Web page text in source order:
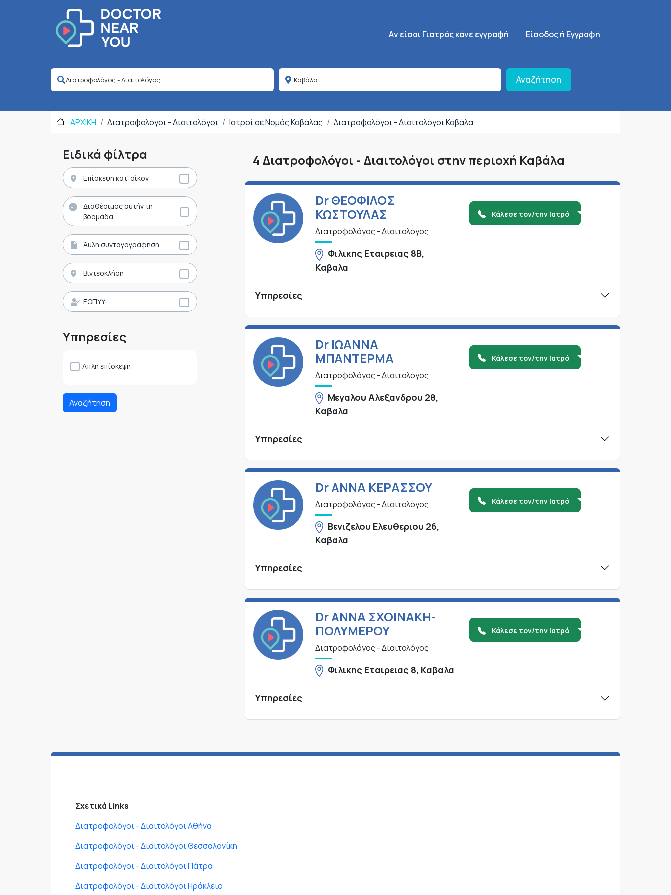
Κεντρική πλοήγηση
Aν είσαι Γιατρός κάνε εγγραφή SignUp Menu
Είσοδος ή Εγγραφή
Αναζήτηση
ΑΡΧΙΚΗ Διατροφολόγοι - Διαιτολόγοι Ιατροί σε Νομός Καβάλας Διατροφολόγοι - Διαιτολόγοι Καβάλα
Ειδικά φίλτρα
Επίσκεψη κατ' οίκον
Διαθέσιμος αυτήν τη
βδομάδα
Άυλη συνταγογράφηση
Βιντεοκλήση
ΕΟΠΥΥ
Υπηρεσίες
Απλή επίσκεψη
Αναζήτηση
4 Διατροφολόγοι - Διαιτολόγοι στην περιοχή Καβάλα
Dr ΘΕΟΦΙΛΟΣ
ΚΩΣΤΟΥΛΑΣ
Διατροφολόγος - Διαιτολόγος
Φιλικης Εταιρειας 8Β,
Καβαλα
Κάλεσε τον/την Ιατρό
Υπηρεσίες
Dr ΙΩΑΝΝΑ
ΜΠΑΝΤΕΡΜΑ
Διατροφολόγος - Διαιτολόγος
Μεγαλου Αλεξανδρου 28,
Καβαλα
Κάλεσε τον/την Ιατρό
Υπηρεσίες
Dr ANNA ΚΕΡΑΣΣΟΥ
Διατροφολόγος - Διαιτολόγος
Βενιζελου Ελευθεριου 26,
Καβαλα
Κάλεσε τον/την Ιατρό
Υπηρεσίες
Dr ΑΝΝΑ ΣΧΟΙΝΑΚΗ-
ΠΟΛΥΜΕΡΟΥ
Διατροφολόγος - Διαιτολόγος
Φιλικης Εταιρειας 8, Καβαλα
Κάλεσε τον/την Ιατρό
Υπηρεσίες
Σχετικά Links
Διατροφολόγοι - Διαιτολόγοι Αθήνα
Διατροφολόγοι - Διαιτολόγοι Θεσσαλονίκη
Διατροφολόγοι - Διαιτολόγοι Πάτρα
Διατροφολόγοι - Διαιτολόγοι Ηράκλειο